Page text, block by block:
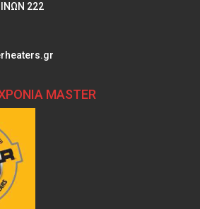
222
MASTER